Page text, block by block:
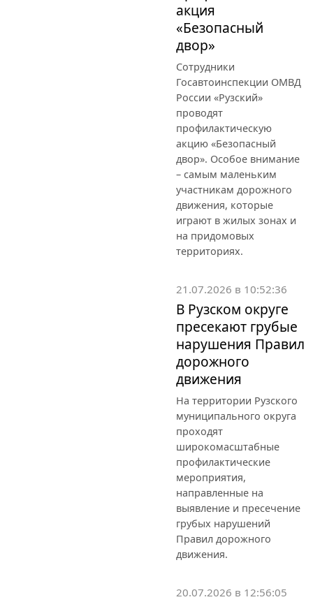
акция
«Безопасный
двор»
Сотрудники
Госавтоинспекции ОМВД
России «Рузский»
проводят
профилактическую
акцию «Безопасный
двор». Особое внимание
– самым маленьким
участникам дорожного
движения, которые
играют в жилых зонах и
на придомовых
территориях.
21.07.2026 в 10:52:36
В Рузском округе
пресекают грубые
нарушения Правил
дорожного
движения
На территории Рузского
муниципального округа
проходят
широкомасштабные
профилактические
мероприятия,
направленные на
выявление и пресечение
грубых нарушений
Правил дорожного
движения.
20.07.2026 в 12:56:05